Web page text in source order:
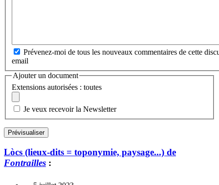
Prévenez-moi de tous les nouveaux commentaires de cette
email
Ajouter un document
Extensions autorisées : toutes
Je veux recevoir la Newsletter
Lòcs (lieux-dits = toponymie, paysage...) de
Fontrailles :